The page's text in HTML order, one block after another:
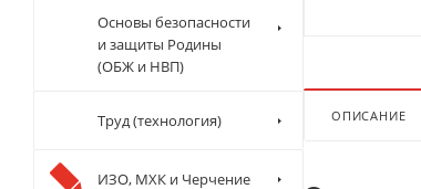
ОПИСАНИЕ
Основы безопасности
и защиты Родины
(ОБЖ и НВП)
Труд (технология)
ИЗО, МХК и Черчение